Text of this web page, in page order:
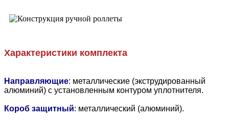
Характеристики комплекта
Направляющие: металлические (экструдированный
алюминий) с установленным контуром уплотнителя.
Короб защитный: металлический (алюминий).